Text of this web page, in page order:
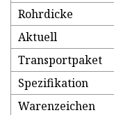
Rohrdicke
Aktuell
Transportpaket
Spezifikation
Warenzeichen